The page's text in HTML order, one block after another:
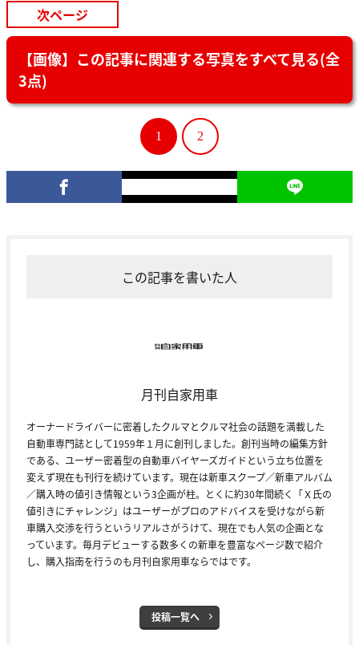
次ページ
【画像】この記事に関連する写真をすべて見る(全
3点)
1 2
この記事を書いた人
月刊自家用車
オーナードライバーに密着したクルマとクルマ社会の話題を満載した
自動車専門誌として1959年１月に創刊しました。創刊当時の編集方針
である、ユーザー密着型の自動車バイヤーズガイドという立ち位置を
変えず現在も刊行を続けています。現在は新車スクープ／新車アルバム
／購入時の値引き情報という3企画が柱。とくに約30年間続く「Ｘ氏の
値引きにチャレンジ」はユーザーがプロのアドバイスを受けながら新
車購入交渉を行うというリアルさがうけて、現在でも人気の企画とな
っています。毎月デビューする数多くの新車を豊富なページ数で紹介
し、購入指南を行うのも月刊自家用車ならではです。
投稿一覧へ